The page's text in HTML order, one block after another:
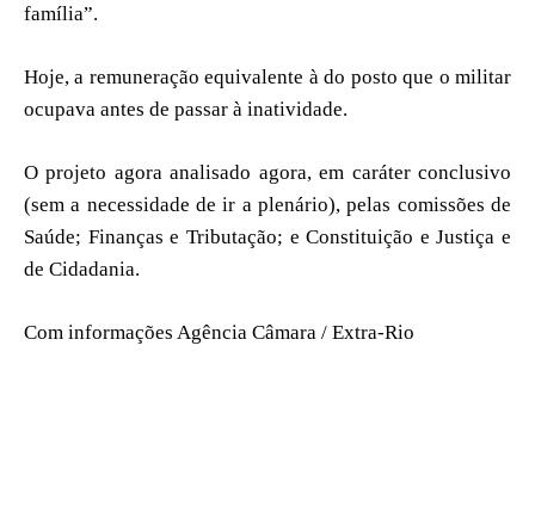
família”.
Hoje, a remuneração equivalente à do posto que o militar
ocupava antes de passar à inatividade.
O projeto agora analisado agora, em caráter conclusivo
(sem a necessidade de ir a plenário), pelas comissões de
Saúde; Finanças e Tributação; e Constituição e Justiça e
de Cidadania.
Com informações Agência Câmara / Extra-Rio